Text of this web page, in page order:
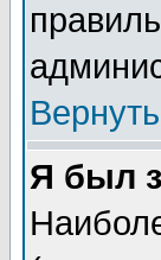
Я был